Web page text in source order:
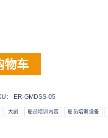
物车
： ER-GMDSS-05
大副 船员培训内容 船员培训设备